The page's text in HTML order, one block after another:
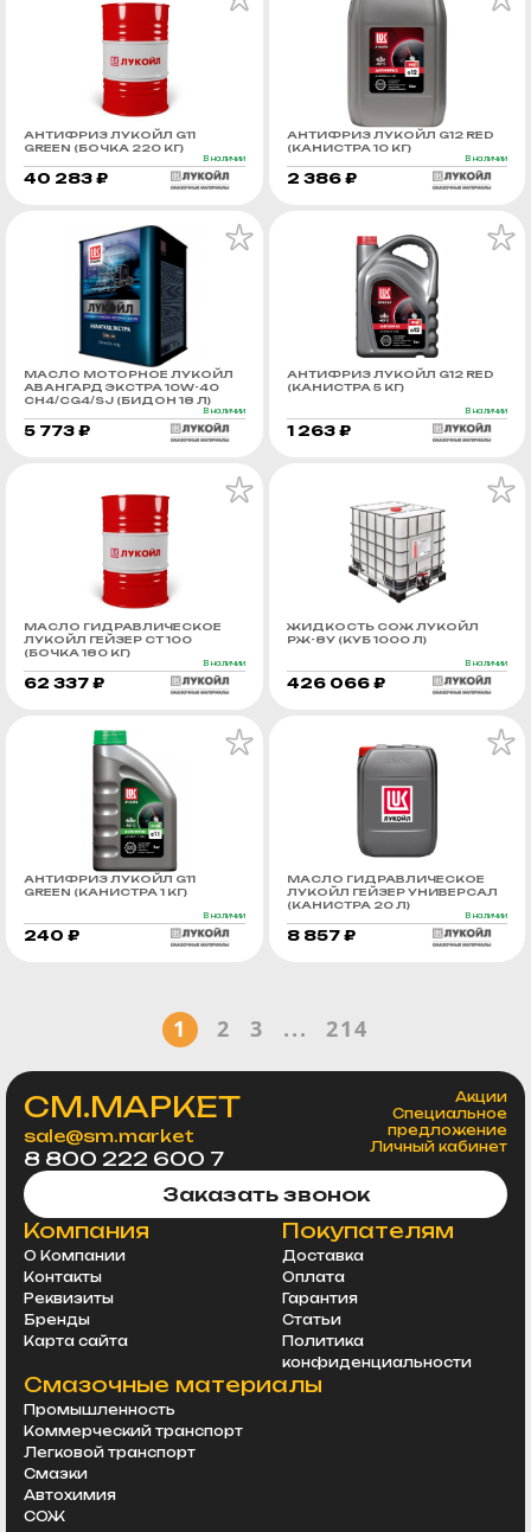
АНТИФРИЗ ЛУКОЙЛ G11
GREEN (БОЧКА 220 КГ)
В наличии
40 283 ₽
АНТИФРИЗ ЛУКОЙЛ G12 RED
(КАНИСТРА 10 КГ)
В наличии
2 386 ₽
МАСЛО МОТОРНОЕ ЛУКОЙЛ
АВАНГАРД ЭКСТРА 10W-40
CH4/CG4/SJ (БИДОН 18 Л)
В наличии
5 773 ₽
АНТИФРИЗ ЛУКОЙЛ G12 RED
(КАНИСТРА 5 КГ)
В наличии
1 263 ₽
МАСЛО ГИДРАВЛИЧЕСКОЕ
ЛУКОЙЛ ГЕЙЗЕР СТ 100
(БОЧКА 180 КГ)
В наличии
62 337 ₽
ЖИДКОСТЬ СОЖ ЛУКОЙЛ
РЖ-8У (КУБ 1000 Л)
В наличии
426 066 ₽
АНТИФРИЗ ЛУКОЙЛ G11
GREEN (КАНИСТРА 1 КГ)
В наличии
240 ₽
МАСЛО ГИДРАВЛИЧЕСКОЕ
ЛУКОЙЛ ГЕЙЗЕР УНИВЕРСАЛ
(КАНИСТРА 20 Л)
В наличии
8 857 ₽
1 2 3 ... 214
СМ.МАРКЕТ
sale@sm.market
8 800 222 600 7
Акции
Специальное
предложение
Личный кабинет
Заказать звонок
Компания
О Компании
Контакты
Реквизиты
Бренды
Карта сайта
Покупателям
Доставка
Оплата
Гарантия
Статьи
Политика
конфиденциальности
Смазочные материалы
Промышленность
Коммерческий транспорт
Легковой транспорт
Смазки
Автохимия
СОЖ